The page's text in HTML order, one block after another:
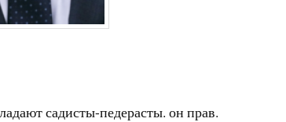
садисты-педерасты. он прав.